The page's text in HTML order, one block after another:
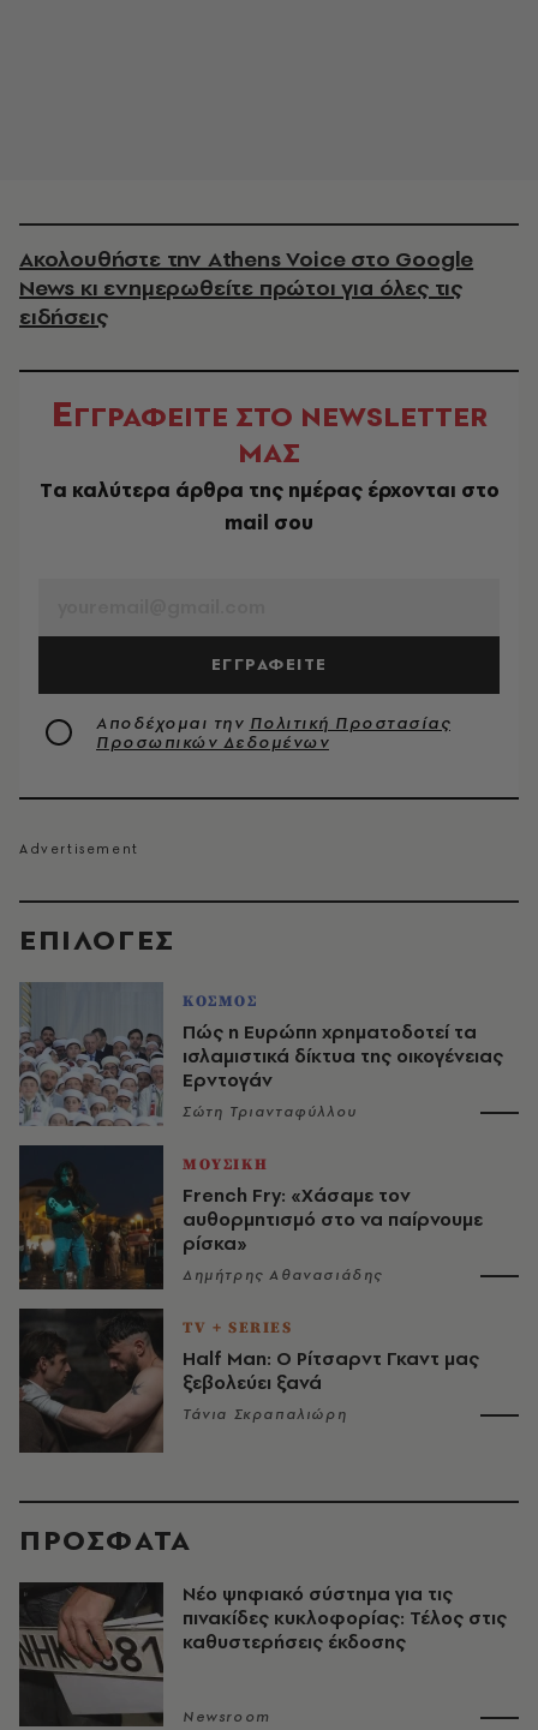
EΠΙΛΟΓΈΣ
ΚΟΣΜΟΣ
Πώς η Ευρώπη χρηματοδοτεί τα
ισλαμιστικά δίκτυα της οικογένειας
Ερντογάν
Σώτη Τριανταφύλλου
ΜΟΥΣΙΚΗ
French Fry: «Χάσαμε τον
αυθορμητισμό στο να παίρνουμε
ρίσκα»
Δημήτρης Αθανασιάδης
TV + SERIES
Half Man: Ο Ρίτσαρντ Γκαντ μας
ξεβολεύει ξανά
Τάνια Σκραπαλιώρη
Ακολουθήστε την Athens Voice στο Google
News κι ενημερωθείτε πρώτοι για όλες τις
ειδήσεις
ΕΓΓΡΑΦΕΙΤΕ ΣΤΟ NEWSLETTER
ΜΑΣ
Tα καλύτερα άρθρα της ημέρας έρχονται στο
mail σου
ΕΓΓΡΑΦΕΙΤΕ
Αποδέχομαι την Πολιτική Προστασίας
Προσωπικών Δεδομένων
ΠΡΟΣΦΑΤΑ
Νέο ψηφιακό σύστημα για τις
πινακίδες κυκλοφορίας: Τέλος στις
καθυστερήσεις έκδοσης
Newsroom